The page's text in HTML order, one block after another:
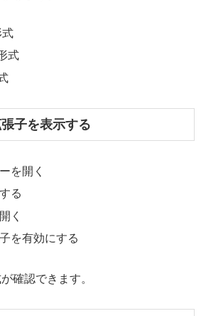
式
子を表示する
を開く
る
く
を有効にする
確認できます。